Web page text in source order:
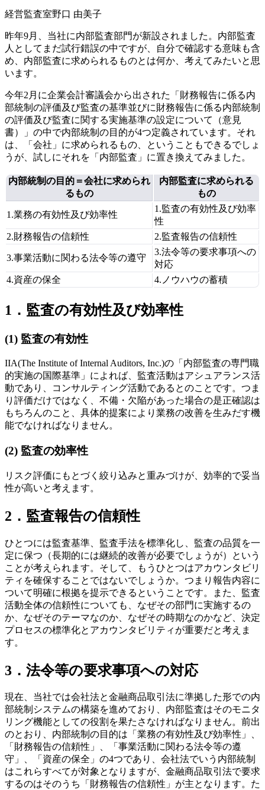
経営監査室野口 由美子
昨年9月、当社に内部監査部門が新設されました。内部監査
人としてまだ試行錯誤の中ですが、自分で確認する意味も含
め、内部監査に求められるものとは何か、考えてみたいと思
います。
今年2月に企業会計審議会から出された「財務報告に係る内
部統制の評価及び監査の基準並びに財務報告に係る内部統制
の評価及び監査に関する実施基準の設定について（意見
書）」の中で内部統制の目的が4つ定義されています。それ
は、「会社」に求められるもの、ということもできるでしょ
うが、試しにそれを「内部監査」に置き換えてみました。
内部統制の目的＝会社に求められ
るもの
内部監査に求められる
もの
1.業務の有効性及び効率性
1.監査の有効性及び効率
性
2.財務報告の信頼性
2.監査報告の信頼性
3.事業活動に関わる法令等の遵守
3.法令等の要求事項への
対応
4.資産の保全
4.ノウハウの蓄積
1．監査の有効性及び効率性
(1) 監査の有効性
IIA(The Institute of Internal Auditors, Inc.)の「内部監査の専門職
的実施の国際基準」によれば、監査活動はアシュアランス活
動であり、コンサルティング活動であるとのことです。つま
り評価だけではなく、不備・欠陥があった場合の是正確認は
もちろんのこと、具体的提案により業務の改善を生みだす機
能でなければなりません。
(2) 監査の効率性
リスク評価にもとづく絞り込みと重みづけが、効率的で妥当
性が高いと考えます。
2．監査報告の信頼性
ひとつには監査基準、監査手法を標準化し、監査の品質を一
定に保つ（長期的には継続的改善が必要でしょうが）という
ことが考えられます。そして、もうひとつはアカウンタビリ
ティを確保することではないでしょうか。つまり報告内容に
ついて明確に根拠を提示できるということです。また、監査
活動全体の信頼性についても、なぜその部門に実施するの
か、なぜそのテーマなのか、なぜその時期なのかなど、決定
プロセスの標準化とアカウンタビリティが重要だと考えま
す。
3．法令等の要求事項への対応
現在、当社では会社法と金融商品取引法に準拠した形での内
部統制システムの構築を進めており、内部監査はそのモニタ
リング機能としての役割を果たさなければなりません。前出
のとおり、内部統制の目的は「業務の有効性及び効率性」、
「財務報告の信頼性」、「事業活動に関わる法令等の遵
守」、「資産の保全」の4つであり、会社法でいう内部統制
はこれらすべてが対象となりますが、金融商品取引法で要求
するのはそのうち「財務報告の信頼性」が主となります。た